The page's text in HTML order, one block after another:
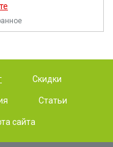
Скидки
Статьи
сайта